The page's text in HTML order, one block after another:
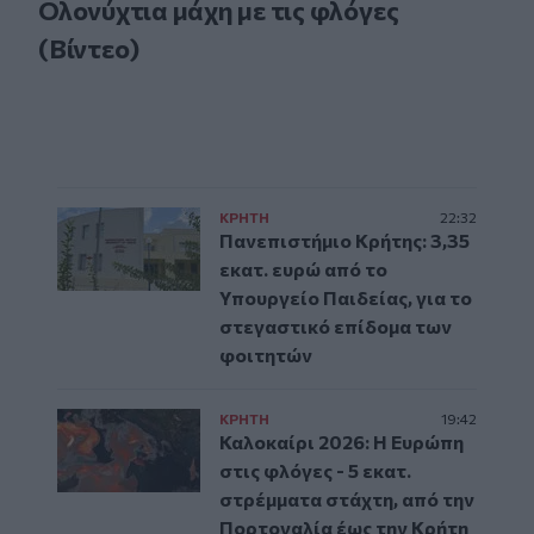
Ολονύχτια μάχη με τις φλόγες
(Βίντεο)
ΚΡΗΤΗ 22:32
Πανεπιστήμιο Κρήτης: 3,35
εκατ. ευρώ από το
Υπουργείο Παιδείας, για το
στεγαστικό επίδομα των
φοιτητών
ΚΡΗΤΗ 19:42
Καλοκαίρι 2026: Η Ευρώπη
στις φλόγες - 5 εκατ.
στρέμματα στάχτη, από την
Πορτογαλία έως την Κρήτη